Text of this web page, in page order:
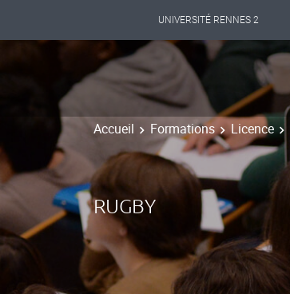
UNIVERSITÉ RENNES 2
Accueil Formations Licence
RUGBY